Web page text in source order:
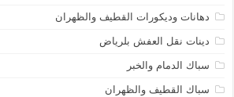
دهانات وديكورات القطيف والظهران
دينات نقل العفش بلرياض
سباك الدمام والخبر
سباك القطيف والظهران